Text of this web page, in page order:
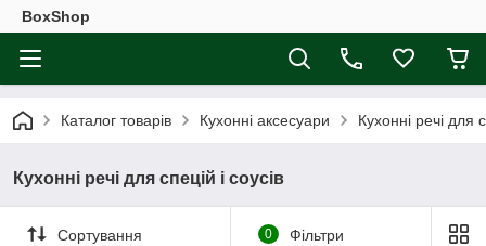
BoxShop
Каталог товарів Кухонні аксесуари Кухонні речі для
Кухонні речі для спецій і соусів
Сортування 0 Фільтри